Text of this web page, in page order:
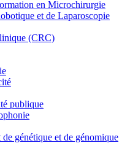
en Microchirurgie
et de Laparoscopie
(CRC)
publique
génétique et de génomique